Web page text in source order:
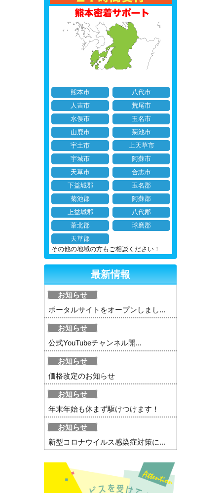
熊本市
八代市
人吉市
荒尾市
水俣市
玉名市
山鹿市
菊池市
宇土市
上天草市
宇城市
阿蘇市
天草市
合志市
下益城郡
玉名郡
菊池郡
阿蘇郡
上益城郡
八代郡
葦北郡
球磨郡
天草郡
その他の地域の方もご相談ください！
最新情報
お知らせ
ポータルサイトをオープンしまし...
お知らせ
公式YouTubeチャンネル開...
お知らせ
価格改定のお知らせ
お知らせ
年末年始も休まず駆けつけます！
お知らせ
新型コロナウイルス感染症対策に...